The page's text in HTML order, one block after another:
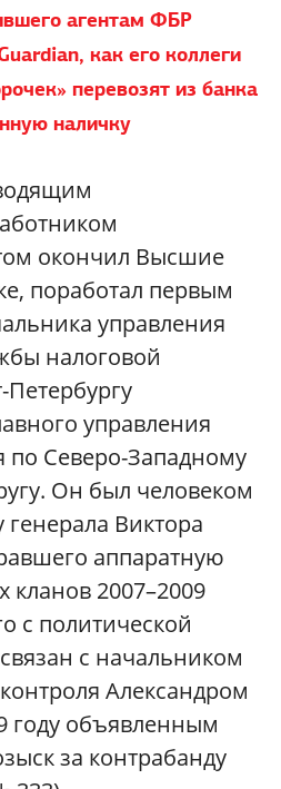
агентам ФБР
как его коллеги
перевозят из банка
наличку
окончил Высшие
поработал первым
управления
налоговой
управления
по Северо-Западному
Он был человеком
генерала Виктора
аппаратную
кланов 2007–2009
с политической
с начальником
Александром
году объявленным
за контрабанду